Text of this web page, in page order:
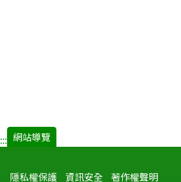
::: 網站導覽
隱私權保護 資訊安全 著作權聲明